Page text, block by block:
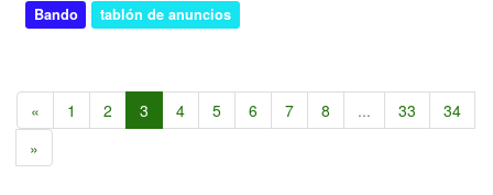
Bando tablón de anuncios
« 1 2 3 4 5 6 7 8 ... 33
34
»